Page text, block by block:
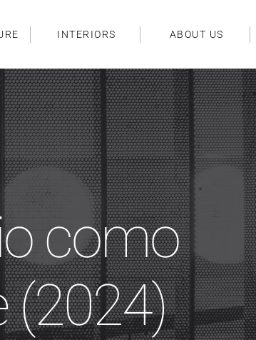
INTERIORS ABOUT US
como
(2024)